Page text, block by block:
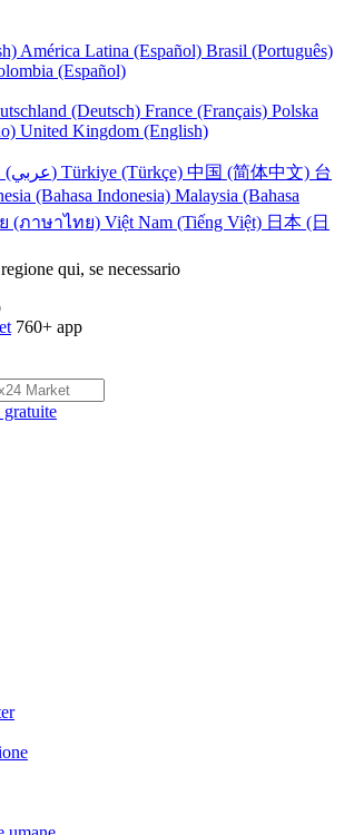
América Latina (Español) Brasil (Português)
(Español)
(Deutsch) France (Français) Polska
United Kingdom (English)
UAE (عربي) Türkiye (Türkçe) 中国 (简体中文) 台
(Bahasa Indonesia) Malaysia (Bahasa
(ภาษาไทย) Việt Nam (Tiếng Việt) 日本 (日
qui, se necessario
760+ app